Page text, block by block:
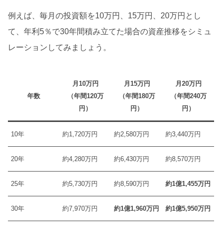
例えば、毎月の投資額を10万円、15万円、20万円とし
て、年利5％で30年間積み立てた場合の資産推移をシミュ
レーションしてみましょう。
年数
月10万円
（年間120万
円）
月15万円
（年間180万
円）
月20万円
（年間240万
円）
10年 約1,720万円 約2,580万円 約3,440万円
20年 約4,280万円 約6,430万円 約8,570万円
25年 約5,730万円 約8,590万円 約1億1,455万円
30年 約7,970万円 約1億1,960万円 約1億5,950万円